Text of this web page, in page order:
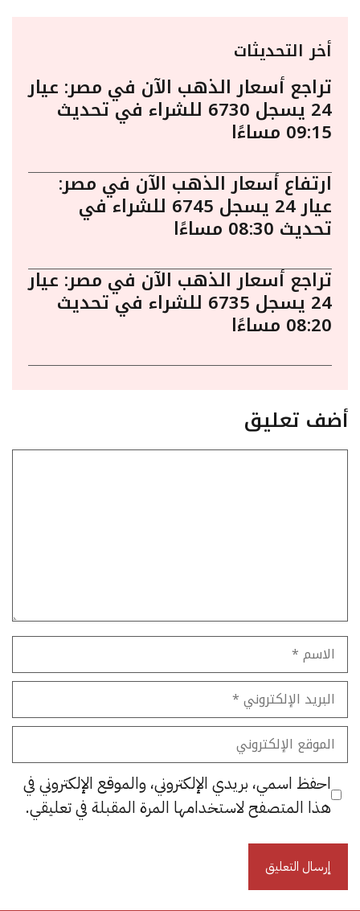
أخر التحديثات
تراجع أسعار الذهب الآن في مصر: عيار
24 يسجل 6730 للشراء في تحديث
09:15 مساءًا
ارتفاع أسعار الذهب الآن في مصر:
عيار 24 يسجل 6745 للشراء في
تحديث 08:30 مساءًا
تراجع أسعار الذهب الآن في مصر: عيار
24 يسجل 6735 للشراء في تحديث
08:20 مساءًا
أضف تعليق
الاسم
البريد
الإلكتروني
الموقع
الإلكتروني
احفظ اسمي، بريدي الإلكتروني، والموقع الإلكتروني في
هذا المتصفح لاستخدامها المرة المقبلة في تعليقي.